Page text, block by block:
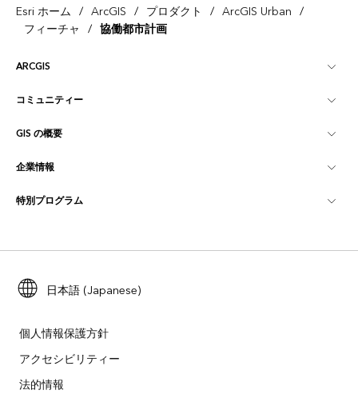
Esri ホーム / ArcGIS / プロダクト / ArcGIS Urban /
フィーチャ / 協働都市計画
ARCGIS
ArcGIS の概要
マッピング
ArcGIS Online
開発者向けテクノロジー
ArcGIS Location Platform
コミュニティー
Esri Community
ArcGIS ブログ
ユーザー調査およびテスト
Esri Young Professionals Network
イベント
GIS の概要
GIS とは
ロケーション インテリジェンス
トレーニング
ArcUser
ArcWatch
企業情報
Esri について
採用情報
パートナー
企業行動規範
特別プログラム
ArcGIS for Student Use
災害対応
教育機関
日本語 (Japanese)
個人情報保護方針
アクセシビリティー
法的情報